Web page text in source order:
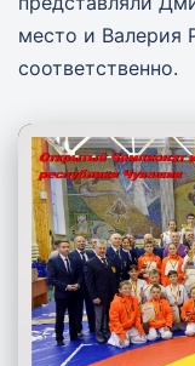
место и Валерия
соответственно.